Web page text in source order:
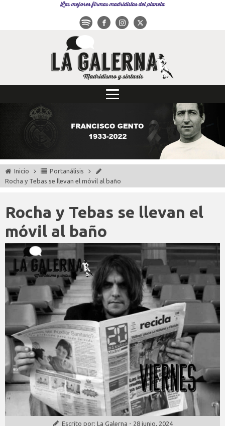
Las mejores firmas madridistas del planeta
Inicio
Portanálisis
Rocha y Tebas se llevan el móvil al baño
Rocha y Tebas se llevan el
móvil al baño
Escrito por: La Galerna - 28 junio, 2024